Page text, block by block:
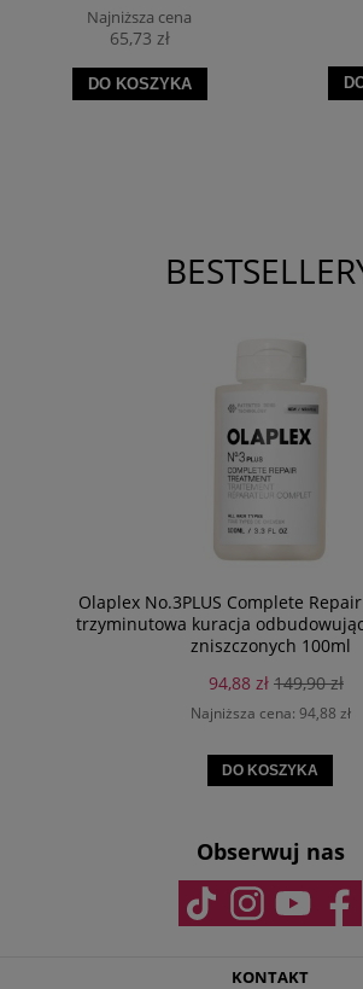
Najniższa cena
65,73 zł
DO KOSZYKA
Olaplex No.3PLUS Complete
trzyminutowa kuracja
zniszczonych 100ml
94,88 zł 149,90 zł
Najniższa cena: 94,88 zł
DO KOSZYKA
Obserwuj nas
KONTAKT